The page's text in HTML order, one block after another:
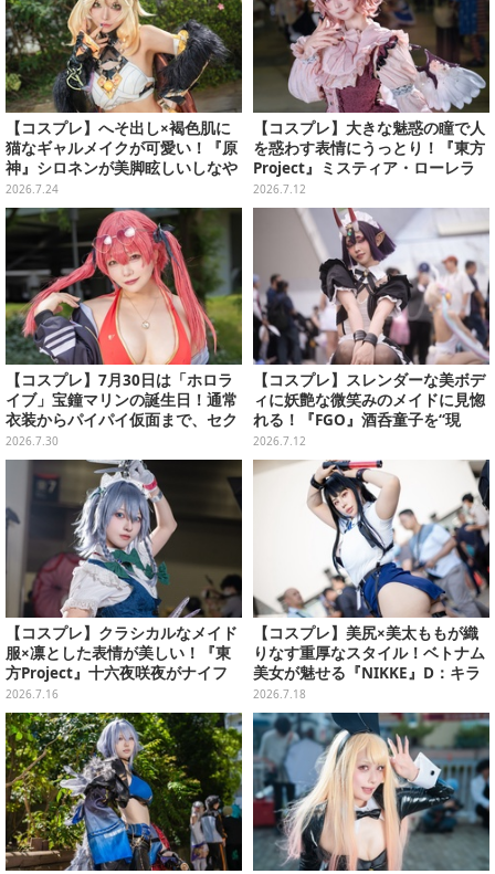
【コスプレ】へそ出し×褐色肌に
猫なギャルメイクが可愛い！『原
神』シロネンが美脚眩しいしなや
かなポージングで魅せる【写真8
枚】
2026.7.24
【コスプレ】大きな魅惑の瞳で人
を惑わす表情にうっとり！『東方
Project』ミスティア・ローレラ
イの美女レイヤーがハイレベル
【写真9枚】
2026.7.12
【コスプレ】7月30日は「ホロラ
イブ」宝鐘マリンの誕生日！通常
衣装からパイパイ仮面まで、セク
シーで可愛い美女レイヤーまとめ
【写真42枚】
2026.7.30
【コスプレ】スレンダーな美ボデ
ィに妖艶な微笑みのメイドに見惚
れる！『FGO』酒呑童子を“現
界”させた香港美女レイヤーがす
ごい【写真8枚】
2026.7.12
【コスプレ】クラシカルなメイド
服×凛とした表情が美しい！『東
方Project』十六夜咲夜がナイフ
片手にクールなポージングを魅せ
る【写真7枚】
2026.7.16
【コスプレ】美尻×美太ももが織
りなす重厚なスタイル！ベトナム
美女が魅せる『NIKKE』D：キラ
ーワイフが圧巻の曲線美だった
【写真7枚】
2026.7.18